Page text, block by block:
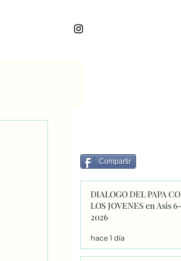
Compartir
DIALOGO DEL PAPA
LOS JOVENES en Asis
2026
hace 1 día